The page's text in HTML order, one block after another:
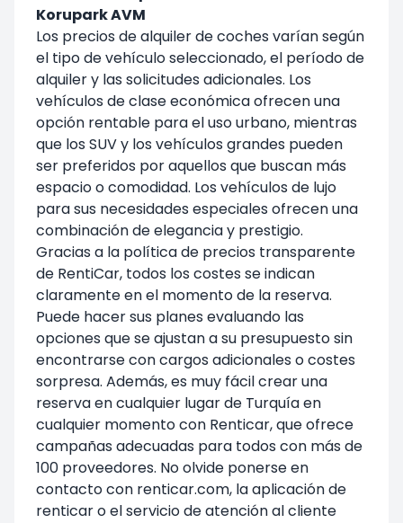
Korupark AVM
Los precios de alquiler de coches varían según
el tipo de vehículo seleccionado, el período de
alquiler y las solicitudes adicionales. Los
vehículos de clase económica ofrecen una
opción rentable para el uso urbano, mientras
que los SUV y los vehículos grandes pueden
ser preferidos por aquellos que buscan más
espacio o comodidad. Los vehículos de lujo
para sus necesidades especiales ofrecen una
combinación de elegancia y prestigio.
Gracias a la política de precios transparente
de RentiCar, todos los costes se indican
claramente en el momento de la reserva.
Puede hacer sus planes evaluando las
opciones que se ajustan a su presupuesto sin
encontrarse con cargos adicionales o costes
sorpresa. Además, es muy fácil crear una
reserva en cualquier lugar de Turquía en
cualquier momento con Renticar, que ofrece
campañas adecuadas para todos con más de
100 proveedores. No olvide ponerse en
contacto con renticar.com, la aplicación de
renticar o el servicio de atención al cliente